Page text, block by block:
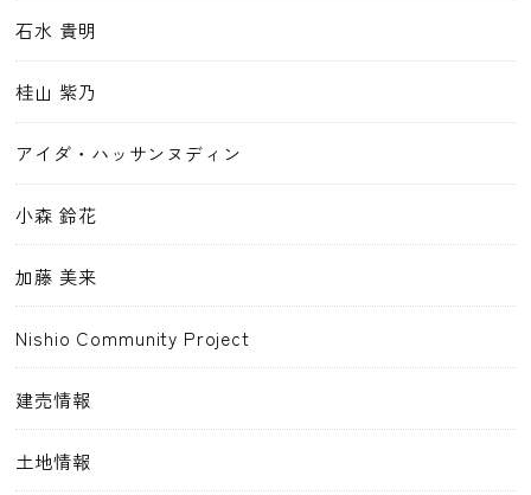
石水 貴明
桂山 紫乃
アイダ・ハッサンヌディン
小森 鈴花
加藤 美来
Nishio Community Project
建売情報
土地情報